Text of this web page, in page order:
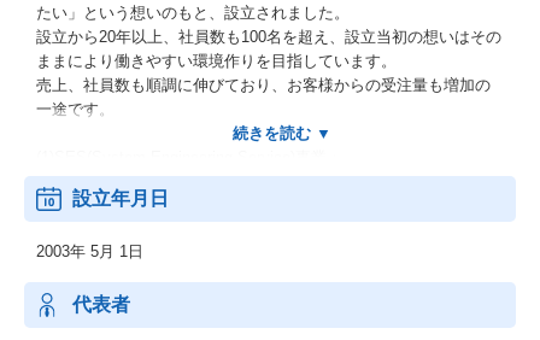
たい」という想いのもと、設立されました。
設立から20年以上、社員数も100名を超え、設立当初の想いはその
ままにより働きやすい環境作りを目指しています。
売上、社員数も順調に伸びており、お客様からの受注量も増加の
一途です。
お客様先に常駐にて、主に業務系システムの上流工程～開発・保
守運用まで一貫したシステム構築に携わっています。
保守から着実にステップアップする環境です。
業種・業界としては多種多様で、大手SIerや事業会社様とのお取引
が多数あり、近年では自治体・官公庁系案件が増加しており、安
定した事業基盤を築いています。
設立年月日
2003年 5月 1日
代表者